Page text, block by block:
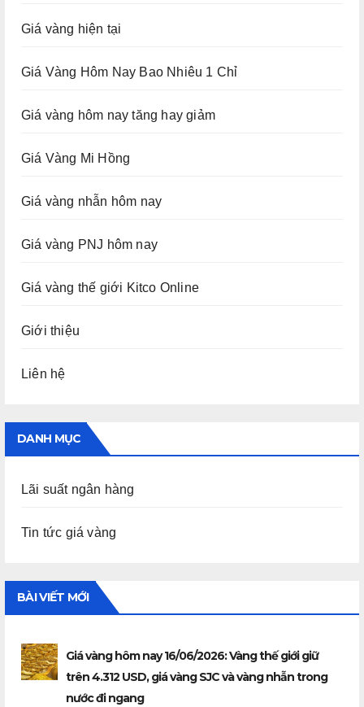
Giá vàng hiện tại
Giá Vàng Hôm Nay Bao Nhiêu 1 Chỉ
Giá vàng hôm nay tăng hay giảm
Giá Vàng Mi Hồng
Giá vàng nhẫn hôm nay
Giá vàng PNJ hôm nay
Giá vàng thế giới Kitco Online
Giới thiệu
Liên hệ
DANH MỤC
Lãi suất ngân hàng
Tin tức giá vàng
BÀI VIẾT MỚI
Giá vàng hôm nay 16/06/2026: Vàng thế giới giữ
trên 4.312 USD, giá vàng SJC và vàng nhẫn trong
nước đi ngang